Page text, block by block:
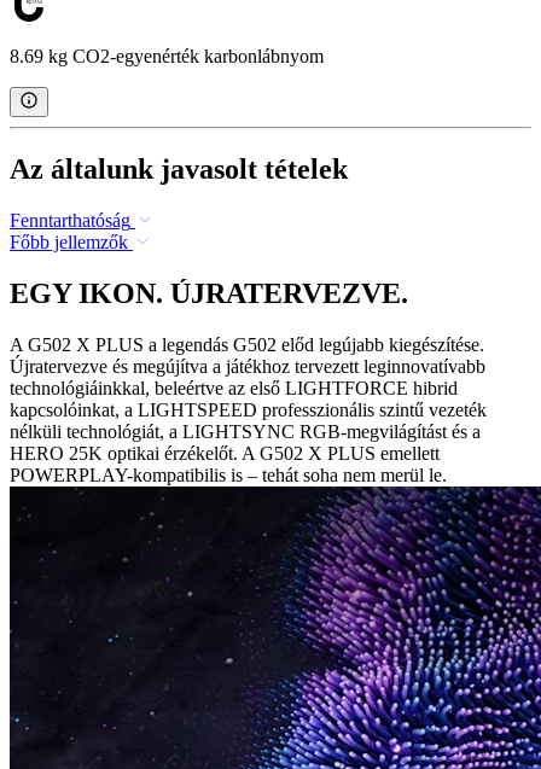
8.69 kg CO2-egyenérték karbonlábnyom
Az általunk javasolt tételek
Fenntarthatóság
Főbb jellemzők
EGY IKON. ÚJRATERVEZVE.
A G502 X PLUS a legendás G502 előd legújabb kiegészítése.
Újratervezve és megújítva a játékhoz tervezett leginnovatívabb
technológiáinkkal, beleértve az első LIGHTFORCE hibrid
kapcsolóinkat, a LIGHTSPEED professzionális szintű vezeték
nélküli technológiát, a LIGHTSYNC RGB-megvilágítást és a
HERO 25K optikai érzékelőt. A G502 X PLUS emellett
POWERPLAY-kompatibilis is – tehát soha nem merül le.